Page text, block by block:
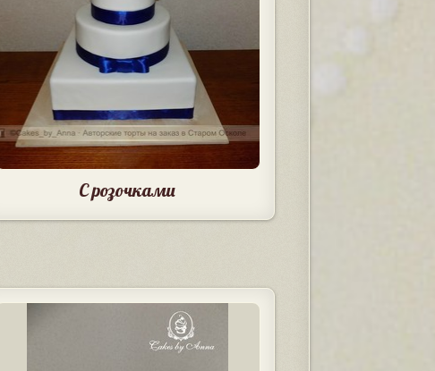
С розочками